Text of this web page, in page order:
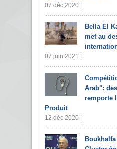
07 déc 2020 |
Bella El
met au
07 juin 2021 |
Arab":
remporte
Produit
12 déc 2020 |